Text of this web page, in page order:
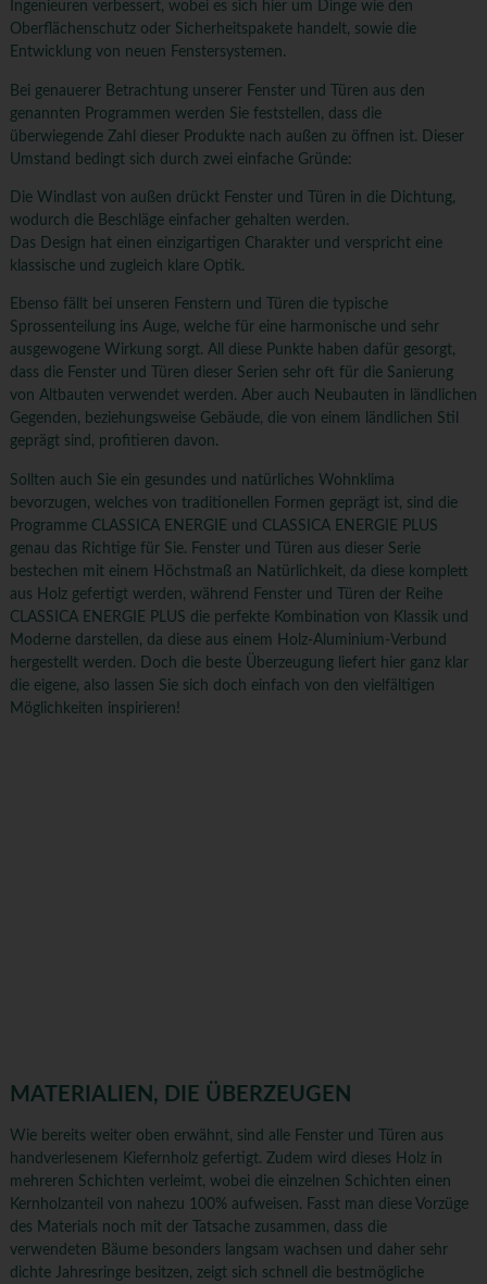
Ingenieuren verbessert, wobei es sich hier um Dinge wie den
Oberflächenschutz oder Sicherheitspakete handelt, sowie die
Entwicklung von neuen Fenstersystemen.
Bei genauerer Betrachtung unserer Fenster und Türen aus den
genannten Programmen werden Sie feststellen, dass die
überwiegende Zahl dieser Produkte nach außen zu öffnen ist. Dieser
Umstand bedingt sich durch zwei einfache Gründe:
Die Windlast von außen drückt Fenster und Türen in die Dichtung,
wodurch die Beschläge einfacher gehalten werden.
Das Design hat einen einzigartigen Charakter und verspricht eine
klassische und zugleich klare Optik.
Ebenso fällt bei unseren Fenstern und Türen die typische
Sprossenteilung ins Auge, welche für eine harmonische und sehr
ausgewogene Wirkung sorgt. All diese Punkte haben dafür gesorgt,
dass die Fenster und Türen dieser Serien sehr oft für die Sanierung
von Altbauten verwendet werden. Aber auch Neubauten in ländlichen
Gegenden, beziehungsweise Gebäude, die von einem ländlichen Stil
geprägt sind, profitieren davon.
Sollten auch Sie ein gesundes und natürliches Wohnklima
bevorzugen, welches von traditionellen Formen geprägt ist, sind die
Programme CLASSICA ENERGIE und CLASSICA ENERGIE PLUS
genau das Richtige für Sie. Fenster und Türen aus dieser Serie
bestechen mit einem Höchstmaß an Natürlichkeit, da diese komplett
aus Holz gefertigt werden, während Fenster und Türen der Reihe
CLASSICA ENERGIE PLUS die perfekte Kombination von Klassik und
Moderne darstellen, da diese aus einem Holz-Aluminium-Verbund
hergestellt werden. Doch die beste Überzeugung liefert hier ganz klar
die eigene, also lassen Sie sich doch einfach von den vielfältigen
Möglichkeiten inspirieren!
MATERIALIEN, DIE ÜBERZEUGEN
Wie bereits weiter oben erwähnt, sind alle Fenster und Türen aus
handverlesenem Kiefernholz gefertigt. Zudem wird dieses Holz in
mehreren Schichten verleimt, wobei die einzelnen Schichten einen
Kernholzanteil von nahezu 100% aufweisen. Fasst man diese Vorzüge
des Materials noch mit der Tatsache zusammen, dass die
verwendeten Bäume besonders langsam wachsen und daher sehr
dichte Jahresringe besitzen, zeigt sich schnell die bestmögliche